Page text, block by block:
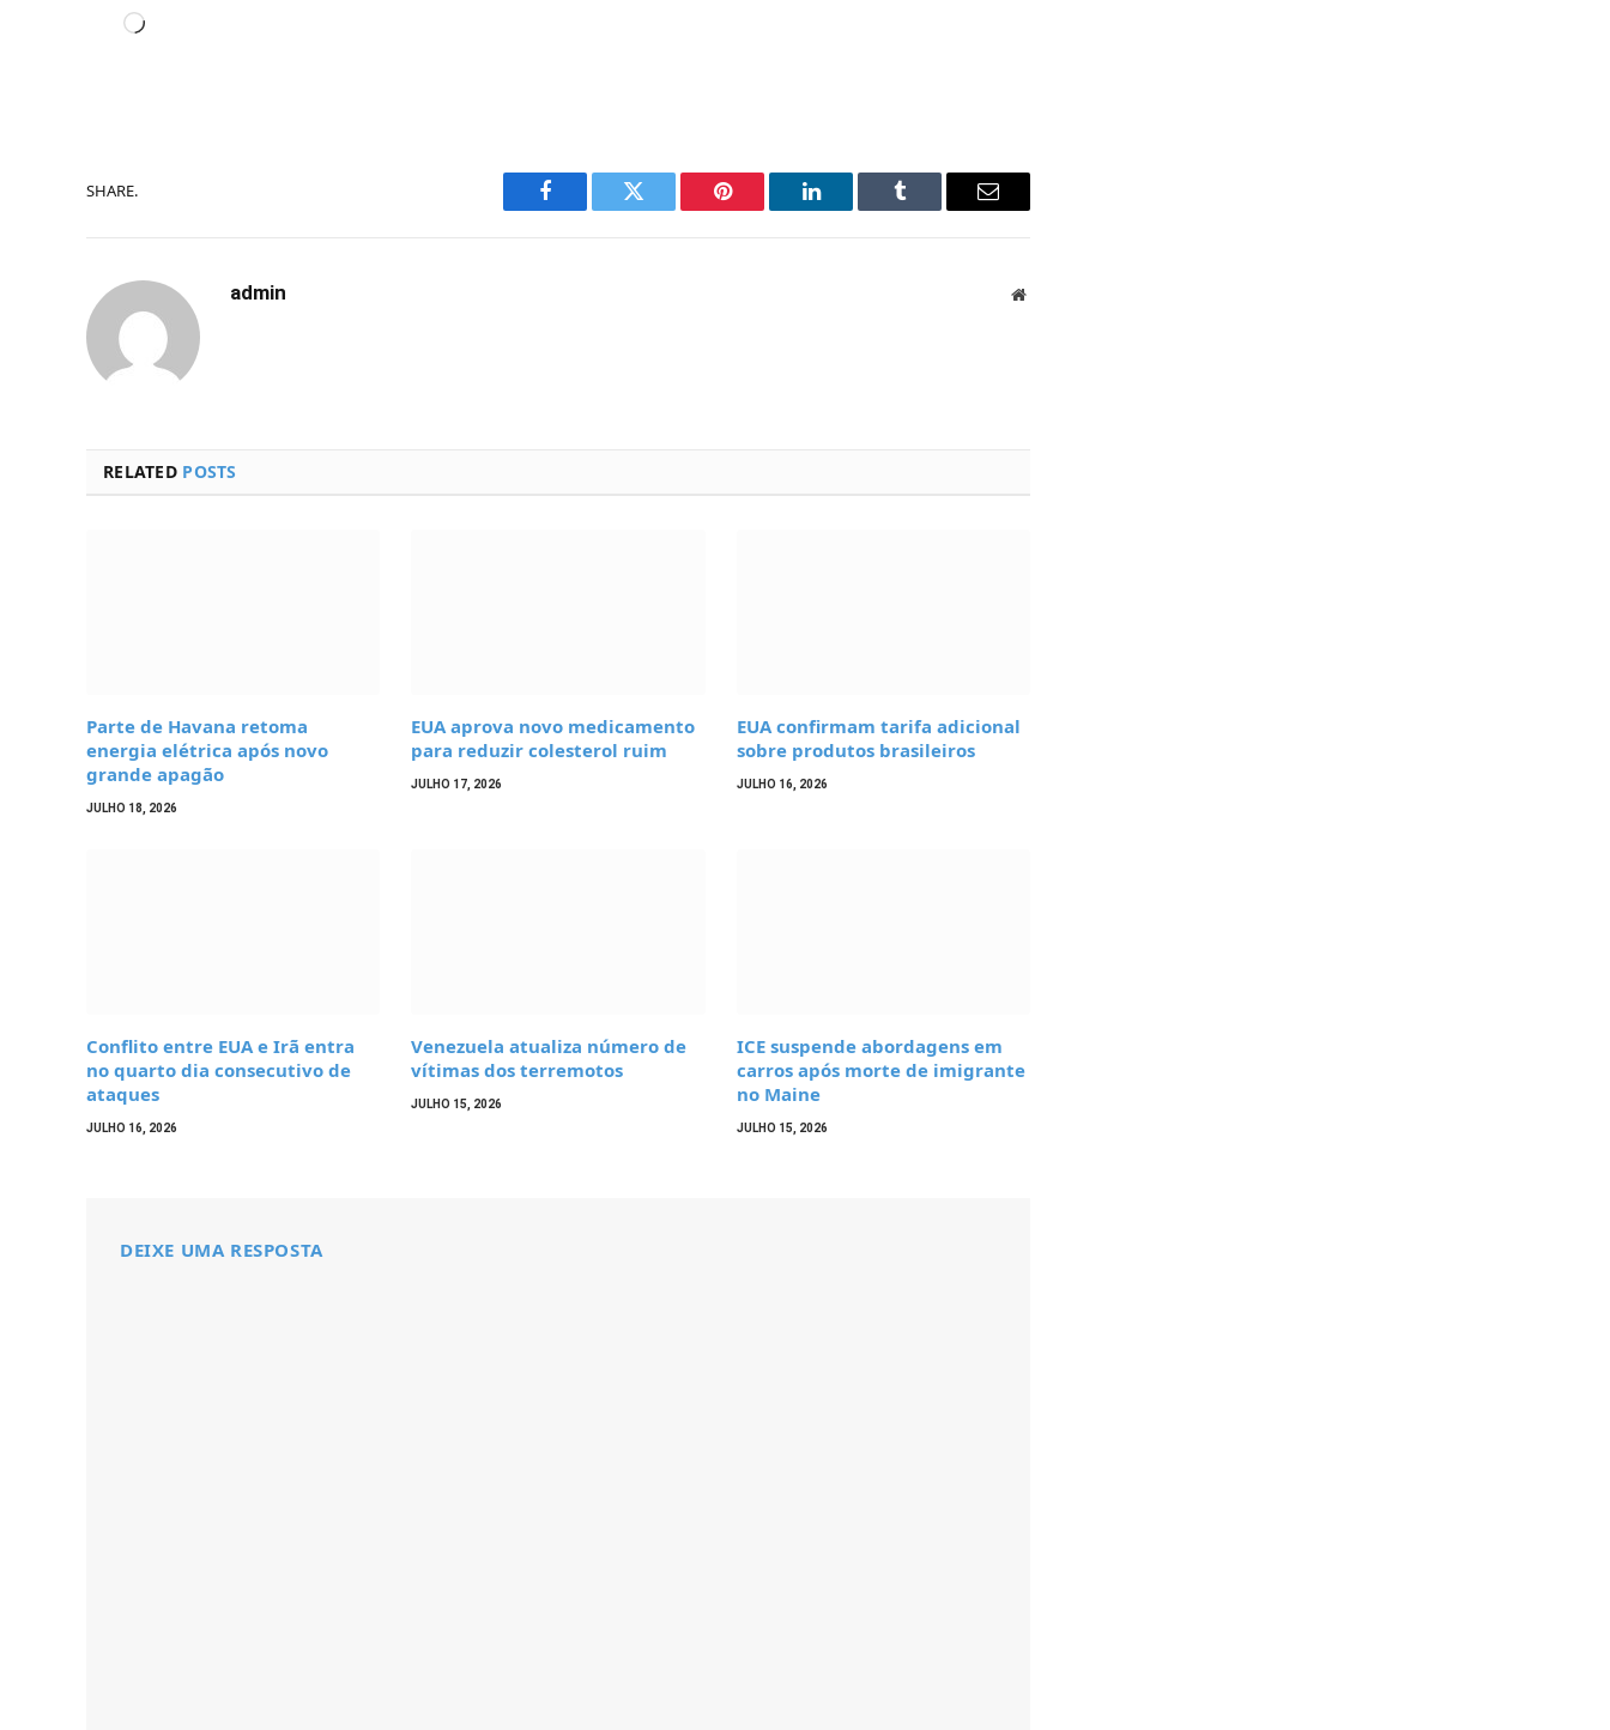
Carregando...
SHARE.
Facebook Twitter Pinterest LinkedIn Tumblr Email
admin Website
RELATED POSTS
Parte de Havana retoma
energia elétrica após novo
grande apagão
JULHO 18, 2026
EUA aprova novo medicamento
para reduzir colesterol ruim
JULHO 17, 2026
EUA confirmam tarifa adicional
sobre produtos brasileiros
JULHO 16, 2026
Conflito entre EUA e Irã entra
no quarto dia consecutivo de
ataques
JULHO 16, 2026
Venezuela atualiza número de
vítimas dos terremotos
JULHO 15, 2026
ICE suspende abordagens em
carros após morte de imigrante
no Maine
JULHO 15, 2026
DEIXE UMA RESPOSTA